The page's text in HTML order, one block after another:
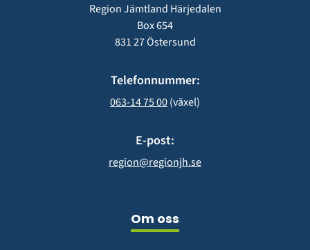
Region Jämtland Härjedalen
Box 654
831 27 Östersund
Telefonnummer:
063-14 75 00 (växel)
E-post:
region@regionjh.se
Om oss